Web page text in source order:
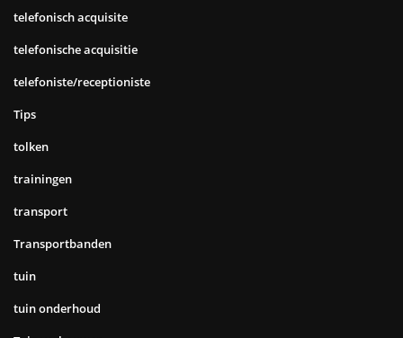
telefonisch acquisite
telefonische acquisitie
telefoniste/receptioniste
Tips
tolken
trainingen
transport
Transportbanden
tuin
tuin onderhoud